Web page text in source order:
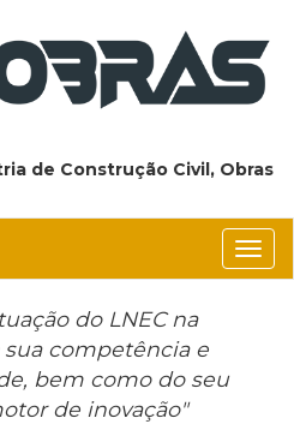
de Construção Civil, Obras
do LNEC na
competência e
bem como do seu
de inovação"